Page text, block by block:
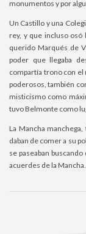
monumentos y por
Un Castillo y una
rey, y que incluso osó
querido Marqués de
poder que llegaba
compartía trono con el
poderosos, también
misticismo como
tuvo Belmonte como
La Mancha
daban de comer a su
se paseaban
acuerdes de la Mancha.